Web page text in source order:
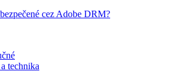
cez Adobe DRM?
technika